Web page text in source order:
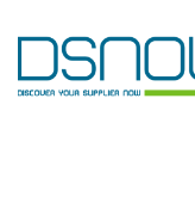
to
content